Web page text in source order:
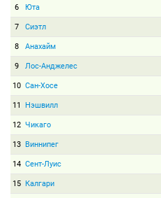
6 Юта
7 Сиэтл
8 Анахайм
9 Лос-Анджелес
10 Сан-Хосе
11 Нэшвилл
12 Чикаго
13 Виннипег
14 Сент-Луис
15 Калгари